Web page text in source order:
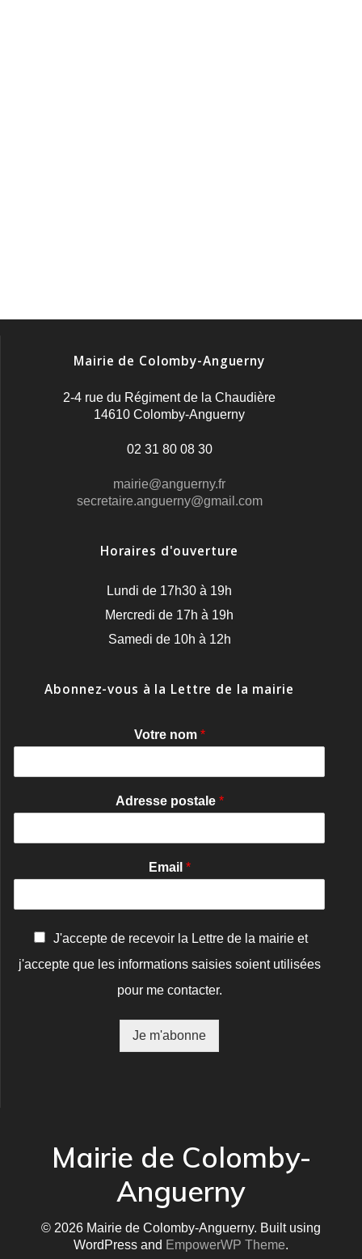
Mairie de Colomby-Anguerny
2-4 rue du Régiment de la Chaudière
14610 Colomby-Anguerny
02 31 80 08 30
mairie@anguerny.fr
secretaire.anguerny@gmail.com
Horaires d'ouverture
Lundi de 17h30 à 19h
Mercredi de 17h à 19h
Samedi de 10h à 12h
Abonnez-vous à la Lettre de la mairie
Votre nom *
Adresse postale *
Email *
n
J'accepte de recevoir la Lettre de la mairie et
j'accepte que les informations saisies soient utilisées
pour me contacter.
Je m'abonne
Mairie de Colomby-
Anguerny
© 2026 Mairie de Colomby-Anguerny. Built using
WordPress and EmpowerWP Theme.